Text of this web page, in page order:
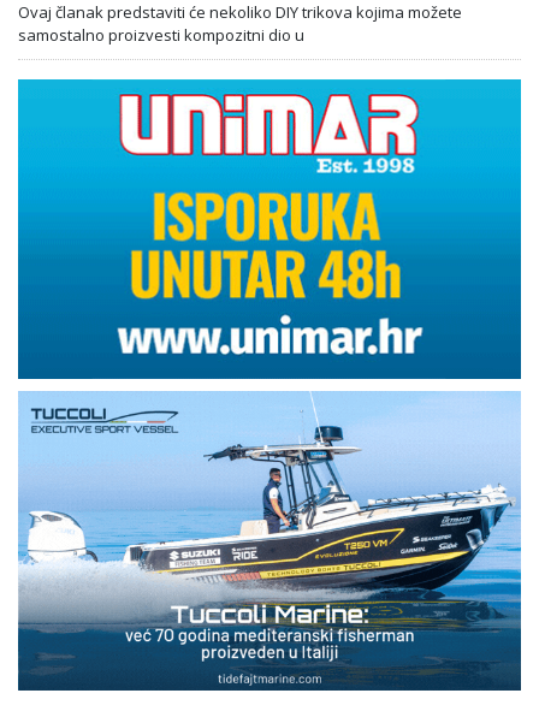
Ovaj članak predstaviti će nekoliko DIY trikova kojima možete
samostalno proizvesti kompozitni dio u